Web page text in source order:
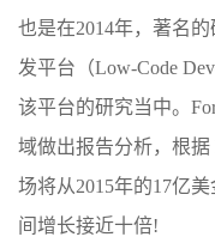
也是在2014年，著名
发平台（Low-Code
该平台的研究当中。
域做出报告分析，根据
场将从2015年的17亿
间增长接近十倍!